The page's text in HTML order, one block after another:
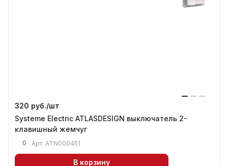
320 руб./шт
Systeme Electric ATLASDESIGN выключатель 2-
клавишный жемчуг
0 Арт. ATN000451
В корзину